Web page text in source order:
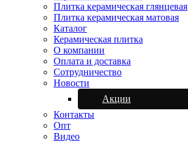
Плитка керамическая глянцевая
Плитка керамическая матовая
Каталог
Керамическая плитка
О компании
Оплата и доставка
Сотрудничество
Новости
Акции
Контакты
Опт
Видео